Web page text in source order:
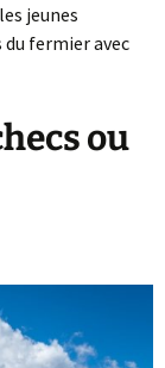
jeunes
fermier avec
ou